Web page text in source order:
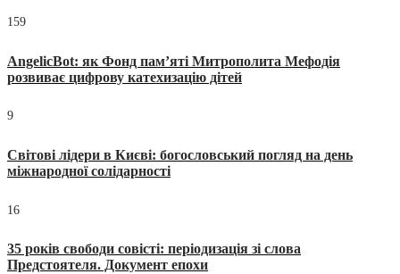
159
AngelicBot: як Фонд пам’яті Митрополита Мефодія
розвиває цифрову катехизацію дітей
9
Світові лідери в Києві: богословський погляд на день
міжнародної солідарності
16
35 років свободи совісті: періодизація зі слова
Предстоятеля. Документ епохи